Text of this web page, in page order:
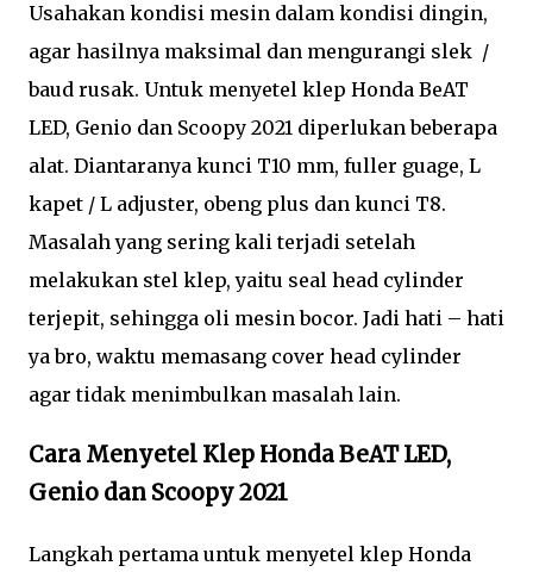
Usahakan kondisi mesin dalam kondisi dingin,
agar hasilnya maksimal dan mengurangi slek /
baud rusak. Untuk menyetel klep Honda BeAT
LED, Genio dan Scoopy 2021 diperlukan beberapa
alat. Diantaranya kunci T10 mm, fuller guage, L
kapet / L adjuster, obeng plus dan kunci T8.
Masalah yang sering kali terjadi setelah
melakukan stel klep, yaitu seal head cylinder
terjepit, sehingga oli mesin bocor. Jadi hati – hati
ya bro, waktu memasang cover head cylinder
agar tidak menimbulkan masalah lain.
Cara Menyetel Klep Honda BeAT LED,
Genio dan Scoopy 2021
Langkah pertama untuk menyetel klep Honda